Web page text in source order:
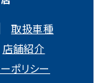
取扱車種
店舗紹介
ポリシー